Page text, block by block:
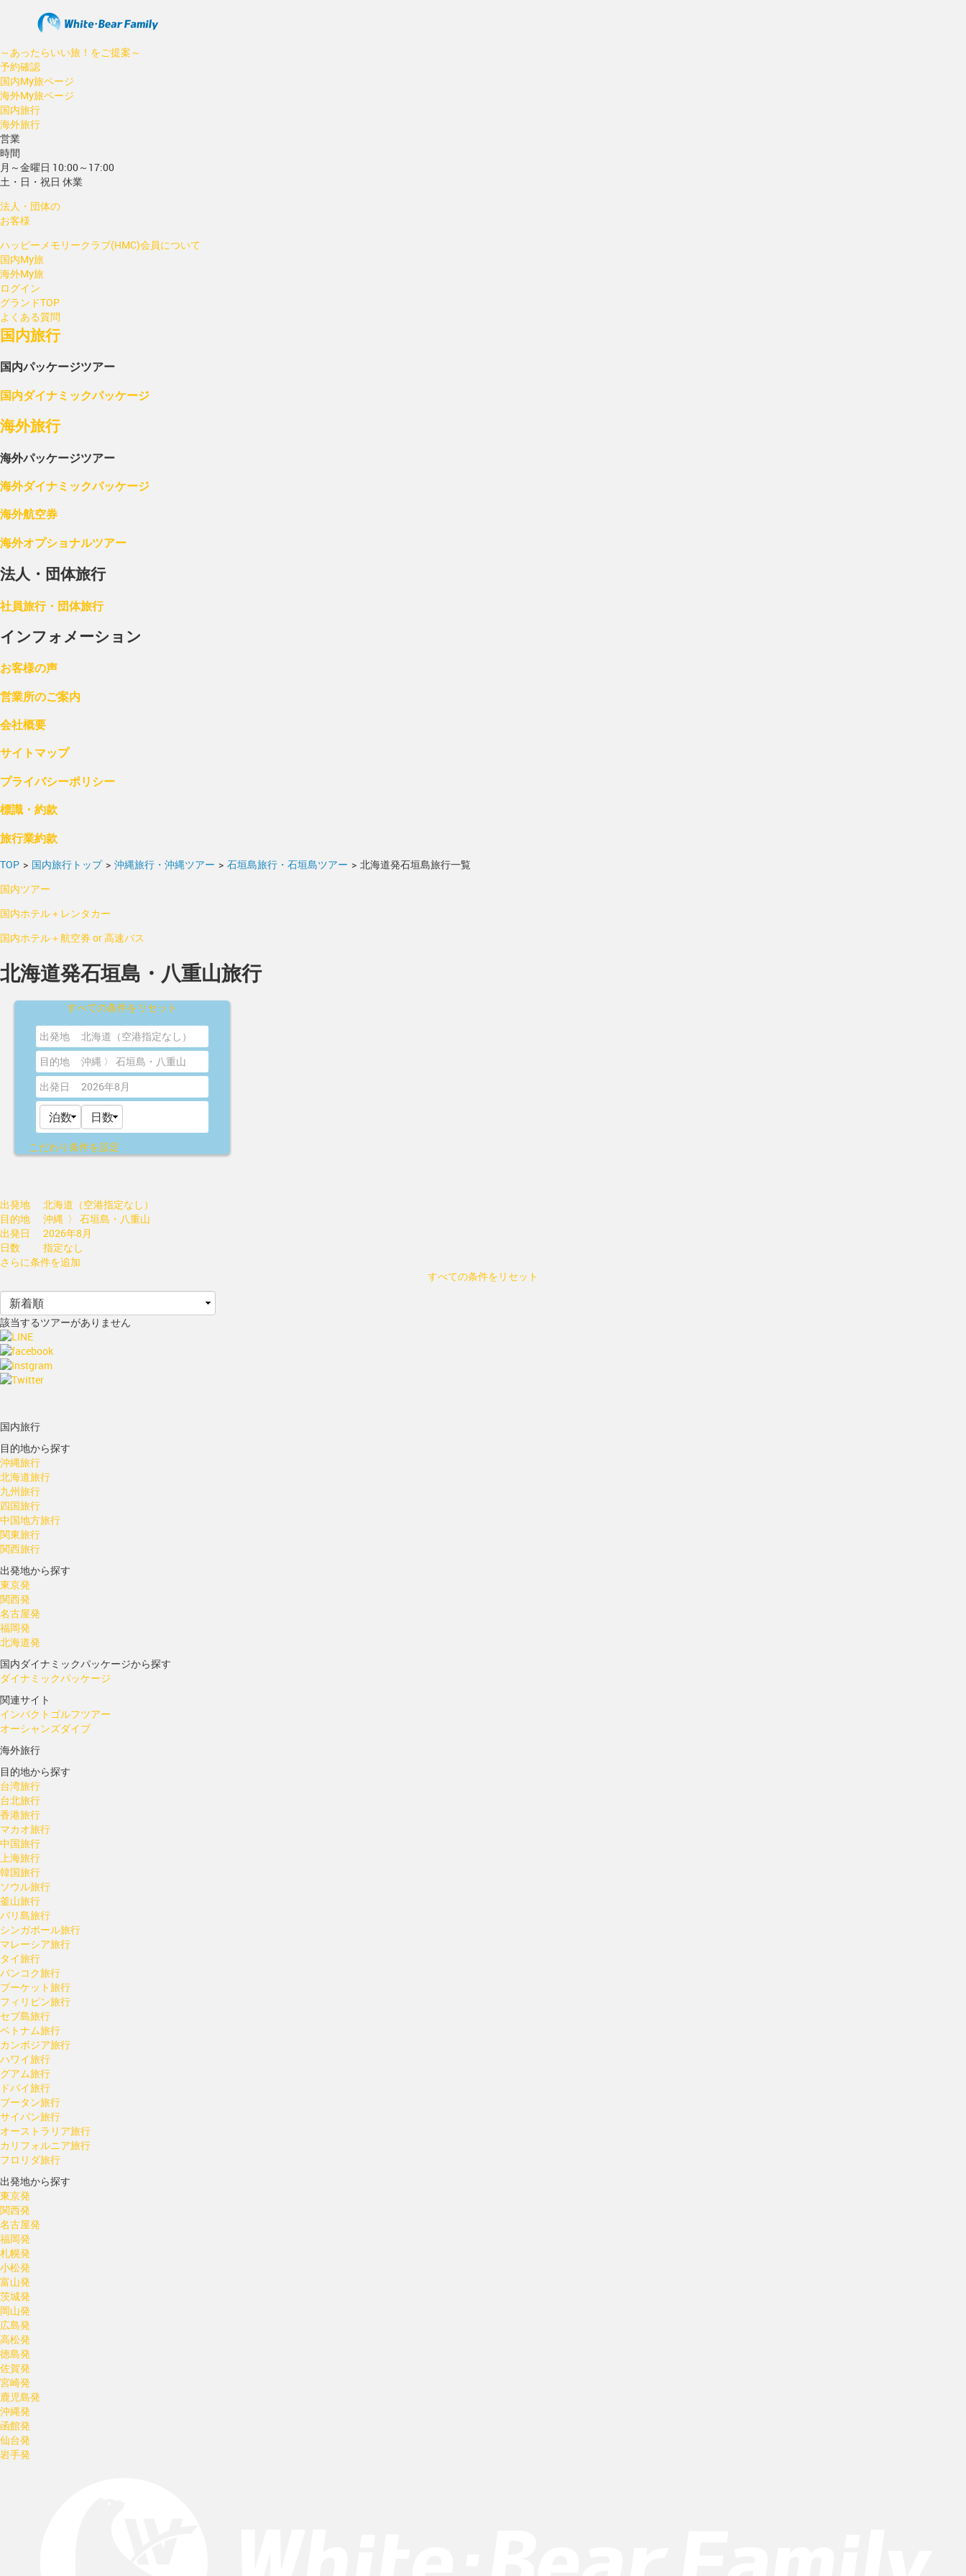
～あったらいい旅！をご提案～
予約確認
国内My旅ページ
海外My旅ページ
国内旅行
海外旅行
営業
時間
月～金曜日 10:00～17:00
土・日・祝日 休業
法人・団体の
お客様
ハッピーメモリークラブ(HMC)会員について
国内My旅
海外My旅
ログイン
グランドTOP
よくある質問
国内旅行
国内パッケージツアー
国内ダイナミックパッケージ
海外旅行
海外パッケージツアー
海外ダイナミックパッケージ
海外航空券
海外オプショナルツアー
法人・団体旅行
社員旅行・団体旅行
インフォメーション
お客様の声
営業所のご案内
会社概要
サイトマップ
プライバシーポリシー
標識・約款
旅行業約款
TOP > 国内旅行トップ > 沖縄旅行・沖縄ツアー > 石垣島旅行・石垣島ツアー > 北海道発石垣島旅行一覧
国内ツアー
国内ホテル＋レンタカー
国内ホテル＋航空券 or 高速バス
北海道発石垣島・八重山旅行
すべての条件をリセット
出発地
北海道（空港指定なし）
目的地
沖縄 〉 石垣島・八重山
出発日
2026年8月
こだわり条件を設定
出発地
北海道（空港指定なし）
目的地
沖縄 〉 石垣島・八重山
出発日
2026年8月
日数
指定なし
さらに条件を追加
すべての条件をリセット
該当するツアーがありません
国内旅行
目的地から探す
沖縄旅行
北海道旅行
九州旅行
四国旅行
中国地方旅行
関東旅行
関西旅行
出発地から探す
東京発
関西発
名古屋発
福岡発
北海道発
国内ダイナミックパッケージから探す
ダイナミックパッケージ
関連サイト
インパクトゴルフツアー
オーシャンズダイブ
海外旅行
目的地から探す
台湾旅行
台北旅行
香港旅行
マカオ旅行
中国旅行
上海旅行
韓国旅行
ソウル旅行
釜山旅行
バリ島旅行
シンガポール旅行
マレーシア旅行
タイ旅行
バンコク旅行
プーケット旅行
フィリピン旅行
セブ島旅行
ベトナム旅行
カンボジア旅行
ハワイ旅行
グアム旅行
ドバイ旅行
ブータン旅行
サイパン旅行
オーストラリア旅行
カリフォルニア旅行
フロリダ旅行
出発地から探す
東京発
関西発
名古屋発
福岡発
札幌発
小松発
富山発
茨城発
岡山発
広島発
高松発
徳島発
佐賀発
宮崎発
鹿児島発
沖縄発
函館発
仙台発
岩手発